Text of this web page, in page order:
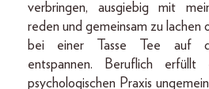
verbringen, ausgiebig mit
reden und gemeinsam zu
bei einer Tasse Tee auf
entspannen. Beruflich
psychologischen Praxis